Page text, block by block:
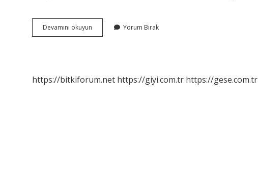
Devamını okuyun
Kahverengi
Gelir
Yorum Bırak
https://bitkiforum.net https://giyi.com.tr https://gese.com.tr